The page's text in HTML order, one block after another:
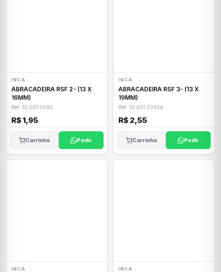
INCA
ABRACADEIRA RSF 2- (13 X
16MM)
Ref: 10.001.0093
R$ 1,95
Carrinho Pedir
INCA
ABRACADEIRA RSF 3- (13 X
19MM)
Ref: 10.001.0093A
R$ 2,55
Carrinho Pedir
INCA INCA